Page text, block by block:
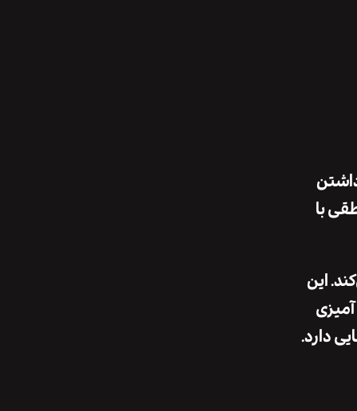
با
این
دارد.